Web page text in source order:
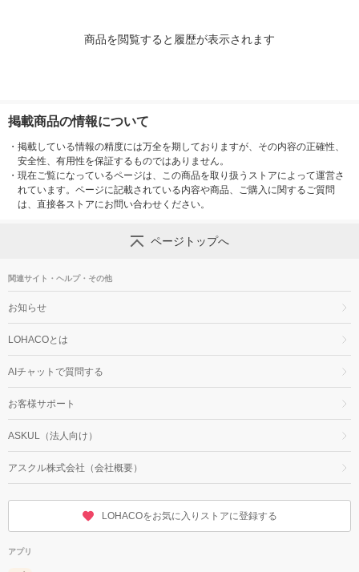
商品を閲覧すると履歴が表示されます
掲載商品の情報について
・ 掲載している情報の精度には万全を期しておりますが、その内容の正確性、
安全性、有用性を保証するものではありません。
・ 現在ご覧になっているページは、この商品を取り扱うストアによって運営さ
れています。ページに記載されている内容や商品、ご購入に関するご質問
は、直接各ストアにお問い合わせください。
ページトップへ
関連サイト・ヘルプ・その他
お知らせ
LOHACOとは
AIチャットで質問する
お客様サポート
ASKUL（法人向け）
アスクル株式会社（会社概要）
LOHACOをお気に入りストアに登録する
アプリ